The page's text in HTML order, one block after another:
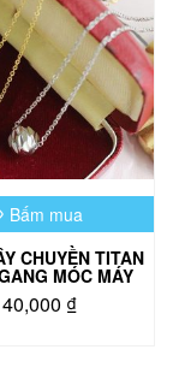
Bấm mua
CHUYỀN TITAN
MÓC MÁY
₫